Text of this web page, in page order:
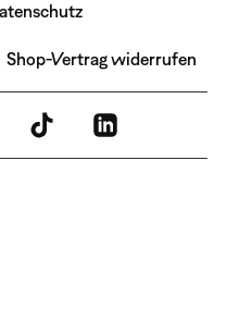
Shop-Vertrag widerrufen